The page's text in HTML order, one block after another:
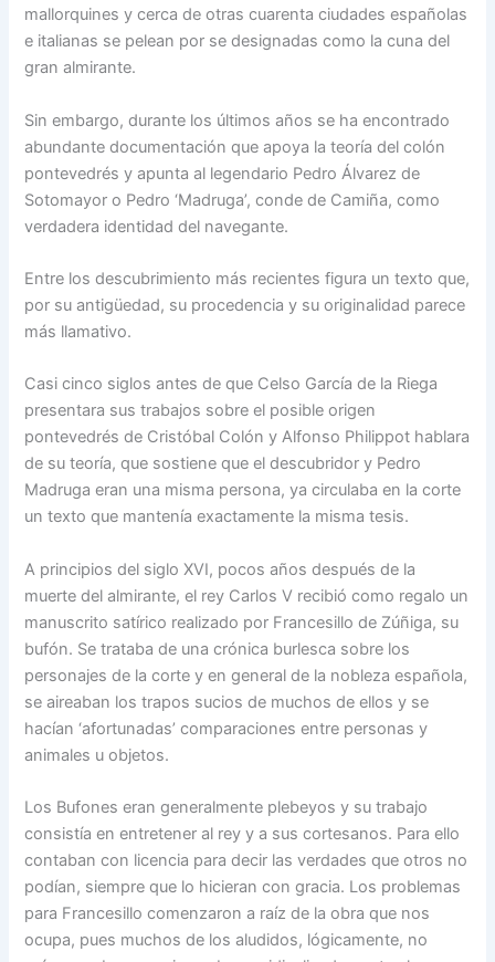
mallorquines y cerca de otras cuarenta ciudades españolas
e italianas se pelean por se designadas como la cuna del
gran almirante.
Sin embargo, durante los últimos años se ha encontrado
abundante documentación que apoya la teoría del colón
pontevedrés y apunta al legendario Pedro Álvarez de
Sotomayor o Pedro ‘Madruga’, conde de Camiña, como
verdadera identidad del navegante.
Entre los descubrimiento más recientes figura un texto que,
por su antigüedad, su procedencia y su originalidad parece
más llamativo.
Casi cinco siglos antes de que Celso García de la Riega
presentara sus trabajos sobre el posible origen
pontevedrés de Cristóbal Colón y Alfonso Philippot hablara
de su teoría, que sostiene que el descubridor y Pedro
Madruga eran una misma persona, ya circulaba en la corte
un texto que mantenía exactamente la misma tesis.
A principios del siglo XVI, pocos años después de la
muerte del almirante, el rey Carlos V recibió como regalo un
manuscrito satírico realizado por Francesillo de Zúñiga, su
bufón. Se trataba de una crónica burlesca sobre los
personajes de la corte y en general de la nobleza española,
se aireaban los trapos sucios de muchos de ellos y se
hacían ‘afortunadas’ comparaciones entre personas y
animales u objetos.
Los Bufones eran generalmente plebeyos y su trabajo
consistía en entretener al rey y a sus cortesanos. Para ello
contaban con licencia para decir las verdades que otros no
podían, siempre que lo hicieran con gracia. Los problemas
para Francesillo comenzaron a raíz de la obra que nos
ocupa, pues muchos de los aludidos, lógicamente, no